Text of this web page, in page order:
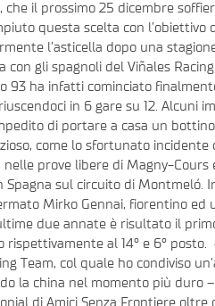
che il prossimo 25 dicembre
questa scelta con l’obiettivo
l’asticella dopo una
con gli spagnoli del Viñales
93 ha infatti cominciato
in 6 gare su 12. Alcuni
di portare a casa un
come lo sfortunato incidente
nelle prove libere di Magny-Cours
sul circuito di Montmeló.
Mirko Gennai, fiorentino ed
due annate è risultato il
al 14° e 6° posto.
Team, col quale ho condiviso
la china nel momento più duro
di Amici Senza Frontiere oltre